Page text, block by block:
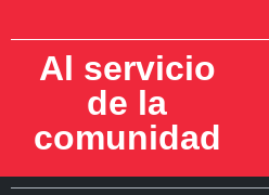
Al servicio
de la
comunidad